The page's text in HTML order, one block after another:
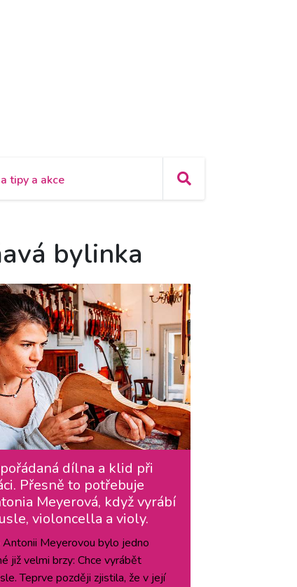
tipy a akce
bylinka
dílna a klid při
Přesně to potřebuje
Meyerová, když vyrábí
violoncella a violy.
Antonii Meyerovou bylo jedno
již velmi brzy: Chce vyrábět
Teprve později zjistila, že v její